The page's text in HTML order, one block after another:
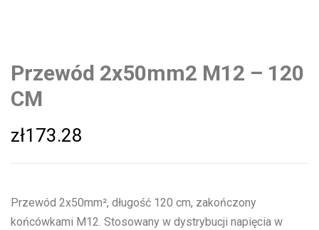
Przewód 2x50mm2 M12 – 120
CM
zł173.28
Przewód 2x50mm², długość 120 cm, zakończony
końcówkami M12. Stosowany w dystrybucji napięcia w